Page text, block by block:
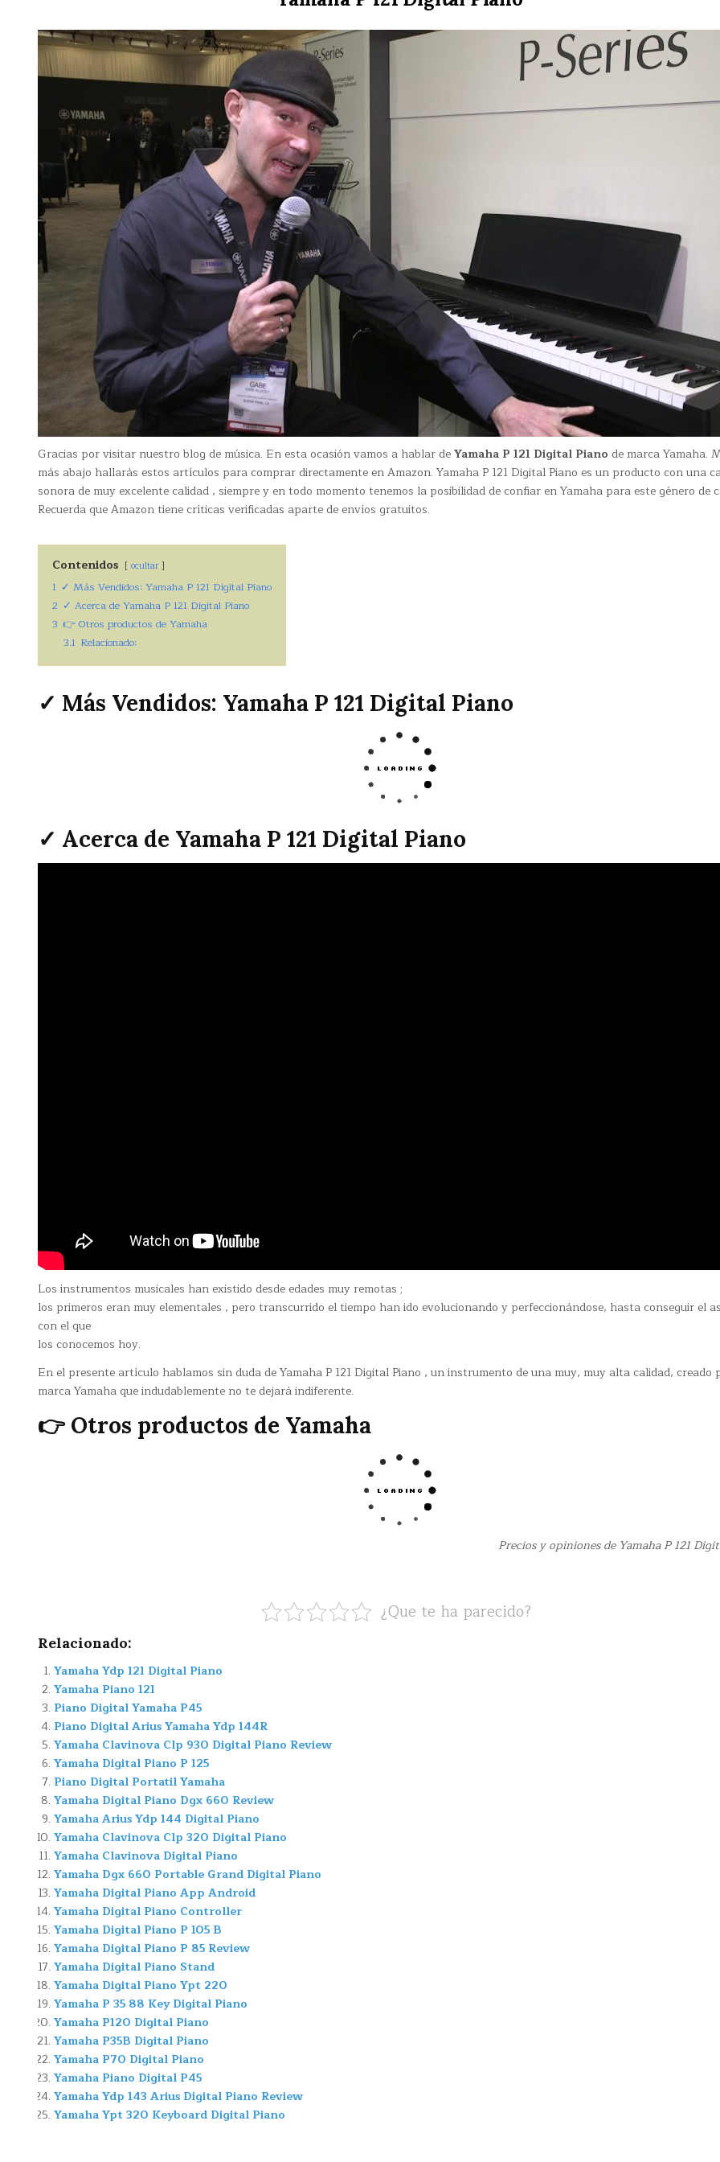
Gracias por visitar nuestro blog de música. En esta ocasión vamos a hablar deYamaha P 121 Digital Piano de marca Yamaha.
más abajo hallarás estos artículos para comprar directamente en Amazon. Yamaha P 121 Digital Piano es un producto con una
sonora de muy excelente calidad , siempre y en todo momento tenemos la posibilidad de confiar en Yamaha para este género de
Recuerda que Amazon tiene críticas verificadas aparte de envíos gratuitos.
Contenidos ocultar
1 ✓ Más Vendidos: Yamaha P 121 Digital Piano
2 ✓ Acerca de Yamaha P 121 Digital Piano
3 👉 Otros productos de Yamaha
3.1 Relacionado:
✓ Más Vendidos: Yamaha P 121 Digital Piano
✓ Acerca de Yamaha P 121 Digital Piano
Los instrumentos musicales han existido desde edades muy remotas ;
los primeros eran muy elementales , pero transcurrido el tiempo han ido evolucionando y perfeccionándose, hasta conseguir el
con el que
los conocemos hoy.
En el presente artículo hablamos sin duda de Yamaha P 121 Digital Piano , un instrumento de una muy, muy alta calidad, creado
marca Yamaha que indudablemente no te dejará indiferente.
👉 Otros productos de Yamaha
Precios y opiniones de Yamaha P 121
¿Que te ha parecido?
Relacionado:
Yamaha Ydp 121 Digital Piano
Yamaha Piano 121
Piano Digital Yamaha P45
Piano Digital Arius Yamaha Ydp 144R
Yamaha Clavinova Clp 930 Digital Piano Review
Yamaha Digital Piano P 125
Piano Digital Portatil Yamaha
Yamaha Digital Piano Dgx 660 Review
Yamaha Arius Ydp 144 Digital Piano
Yamaha Clavinova Clp 320 Digital Piano
Yamaha Clavinova Digital Piano
Yamaha Dgx 660 Portable Grand Digital Piano
Yamaha Digital Piano App Android
Yamaha Digital Piano Controller
Yamaha Digital Piano P 105 B
Yamaha Digital Piano P 85 Review
Yamaha Digital Piano Stand
Yamaha Digital Piano Ypt 220
Yamaha P 35 88 Key Digital Piano
Yamaha P120 Digital Piano
Yamaha P35B Digital Piano
Yamaha P70 Digital Piano
Yamaha Piano Digital P45
Yamaha Ydp 143 Arius Digital Piano Review
Yamaha Ypt 320 Keyboard Digital Piano